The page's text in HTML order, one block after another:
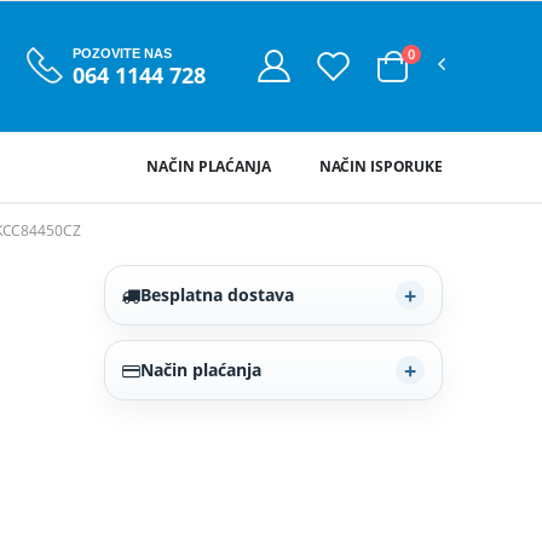
POZOVITE NAS
064 1144 728
0
NAČIN ISPORUKE
NAČIN PLAĆANJA
Besplatna dostava
Način plaćanja